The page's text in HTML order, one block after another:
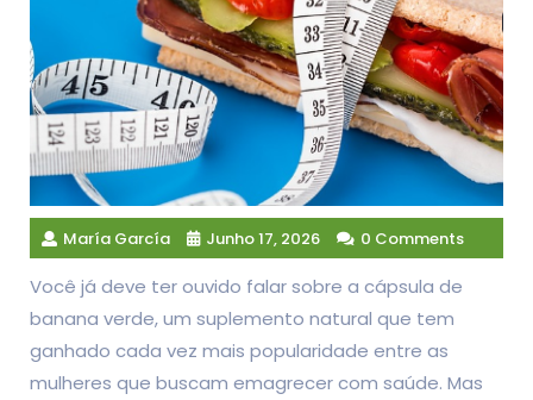
María García Junho 17, 2026 0 Comments
Você já deve ter ouvido falar sobre a cápsula de
banana verde, um suplemento natural que tem
ganhado cada vez mais popularidade entre as
mulheres que buscam emagrecer com saúde. Mas